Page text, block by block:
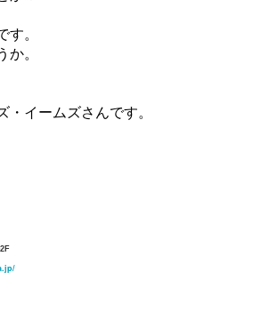
す。
か。
・イームズさんです。